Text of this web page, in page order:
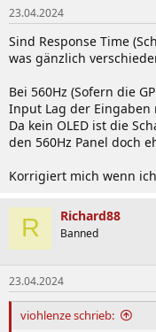
23.04.2024
Sind Response Time
was gänzlich
Bei 560Hz (Sofern die
Input Lag der
Da kein OLED ist die
den 560Hz Panel doch
Korrigiert mich wenn
R Richard88
Banned
23.04.2024
viohlenze schrieb: